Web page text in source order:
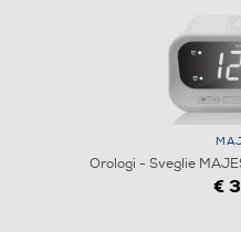
Orologi - Sveglie
€